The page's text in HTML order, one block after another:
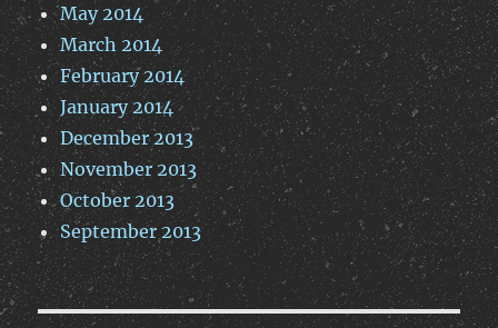
May 2014
March 2014
February 2014
January 2014
December 2013
November 2013
October 2013
September 2013